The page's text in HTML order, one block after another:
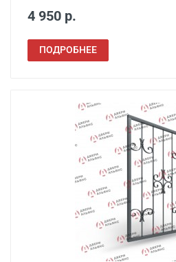
4 950 р.
ПОДРОБНЕЕ